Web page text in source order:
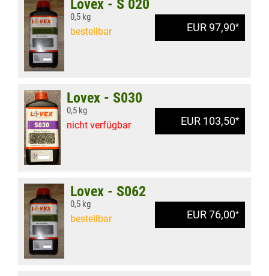
EUR 97,90*
Lovex - S 020
0,5 kg
bestellbar
EUR 103,50*
Lovex - S030
0,5 kg
nicht verfügbar
EUR 76,00*
Lovex - S062
0,5 kg
bestellbar